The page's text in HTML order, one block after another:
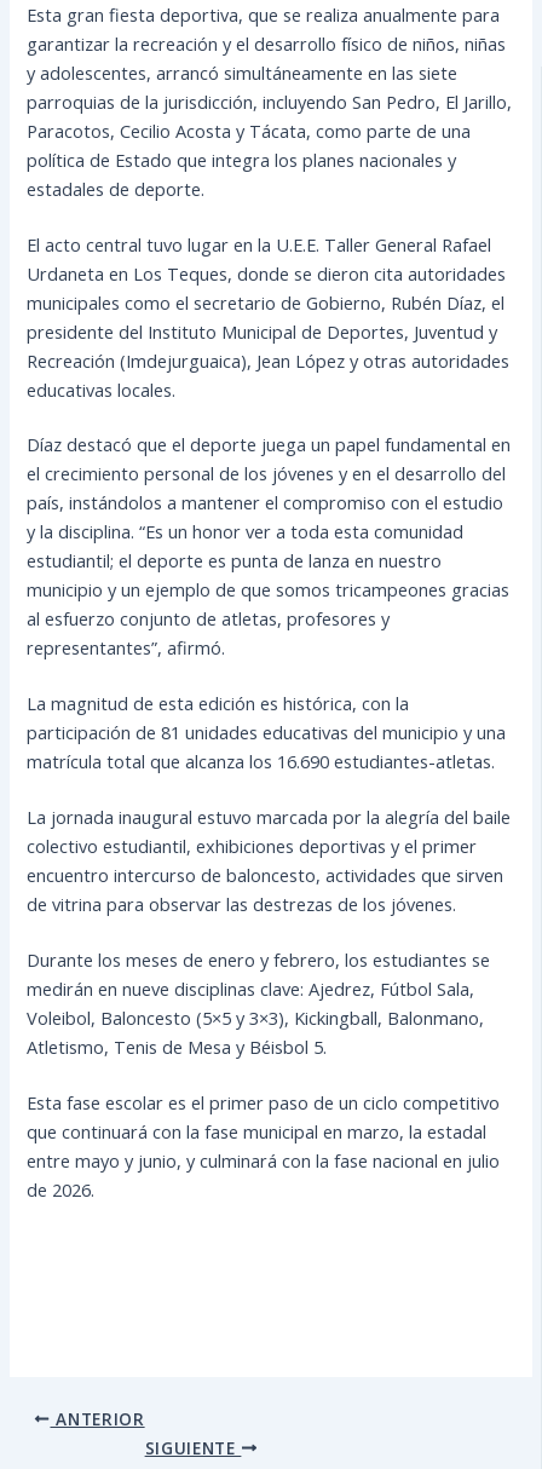
Esta gran fiesta deportiva, que se realiza anualmente para
garantizar la recreación y el desarrollo físico de niños, niñas
y adolescentes, arrancó simultáneamente en las siete
parroquias de la jurisdicción, incluyendo San Pedro, El Jarillo,
Paracotos, Cecilio Acosta y Tácata, como parte de una
política de Estado que integra los planes nacionales y
estadales de deporte.
El acto central tuvo lugar en la U.E.E. Taller General Rafael
Urdaneta en Los Teques, donde se dieron cita autoridades
municipales como el secretario de Gobierno, Rubén Díaz, el
presidente del Instituto Municipal de Deportes, Juventud y
Recreación (Imdejurguaica), Jean López y otras autoridades
educativas locales.
Díaz destacó que el deporte juega un papel fundamental en
el crecimiento personal de los jóvenes y en el desarrollo del
país, instándolos a mantener el compromiso con el estudio
y la disciplina. “Es un honor ver a toda esta comunidad
estudiantil; el deporte es punta de lanza en nuestro
municipio y un ejemplo de que somos tricampeones gracias
al esfuerzo conjunto de atletas, profesores y
representantes”, afirmó.
La magnitud de esta edición es histórica, con la
participación de 81 unidades educativas del municipio y una
matrícula total que alcanza los 16.690 estudiantes-atletas.
La jornada inaugural estuvo marcada por la alegría del baile
colectivo estudiantil, exhibiciones deportivas y el primer
encuentro intercurso de baloncesto, actividades que sirven
de vitrina para observar las destrezas de los jóvenes.
Durante los meses de enero y febrero, los estudiantes se
medirán en nueve disciplinas clave: Ajedrez, Fútbol Sala,
Voleibol, Baloncesto (5×5 y 3×3), Kickingball, Balonmano,
Atletismo, Tenis de Mesa y Béisbol 5.
Esta fase escolar es el primer paso de un ciclo competitivo
que continuará con la fase municipal en marzo, la estadal
entre mayo y junio, y culminará con la fase nacional en julio
de 2026.
ANTERIOR
SIGUIENTE